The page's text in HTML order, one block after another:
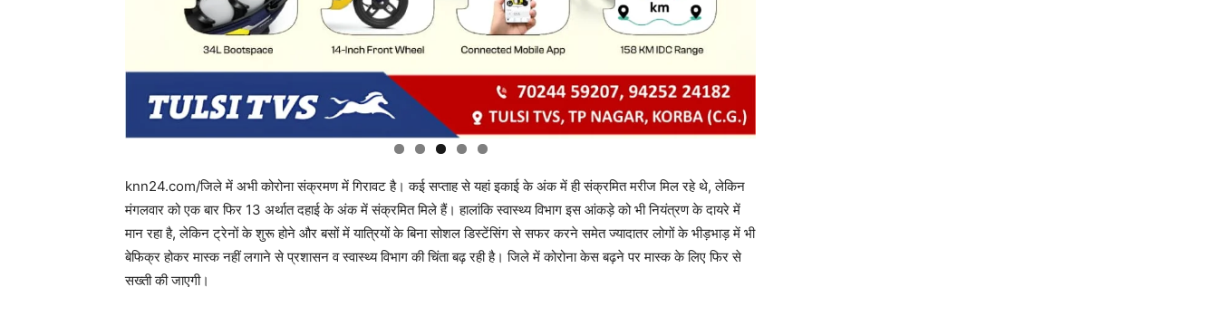
knn24.com/जिले में अभी कोरोना संक्रमण में गिरावट है। कई सप्ताह से यहां इकाई के अंक में ही संक्रमित मरीज मिल रहे थे, लेकिन
मंगलवार को एक बार फिर 13 अर्थात दहाई के अंक में संक्रमित मिले हैं। हालांकि स्वास्थ्य विभाग इस आंकड़े को भी नियंत्रण के दायरे में
मान रहा है, लेकिन ट्रेनों के शुरू होने और बसों में यात्रियों के बिना सोशल डिस्टेंसिंग से सफर करने समेत ज्यादातर लोगों के भीड़भाड़ में भी
बेफिक्र होकर मास्क नहीं लगाने से प्रशासन व स्वास्थ्य विभाग की चिंता बढ़ रही है। जिले में कोरोना केस बढ़ने पर मास्क के लिए फिर से
सख्ती की जाएगी।